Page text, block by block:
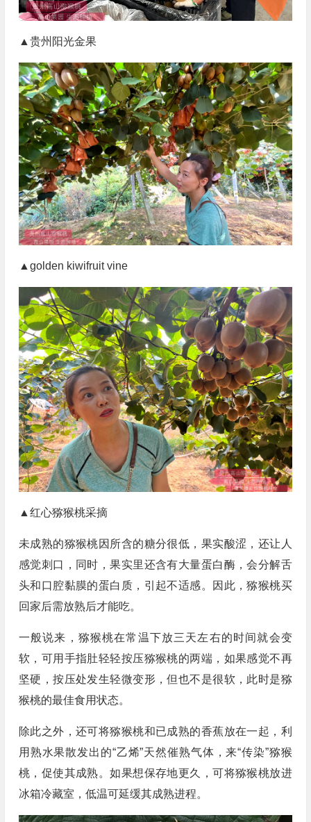
▲贵州阳光金果
▲golden kiwifruit vine
▲红心猕猴桃采摘
未成熟的猕猴桃因所含的糖分很低，果实酸涩，还让人
感觉刺口，同时，果实里还含有大量蛋白酶，会分解舌
头和口腔黏膜的蛋白质，引起不适感。因此，猕猴桃买
回家后需放熟后才能吃。
一般说来，猕猴桃在常温下放三天左右的时间就会变
软，可用手指肚轻轻按压猕猴桃的两端，如果感觉不再
坚硬，按压处发生轻微变形，但也不是很软，此时是猕
猴桃的最佳食用状态。
除此之外，还可将猕猴桃和已成熟的香蕉放在一起，利
用熟水果散发出的“乙烯”天然催熟气体，来“传染”猕猴
桃，促使其成熟。如果想保存地更久，可将猕猴桃放进
冰箱冷藏室，低温可延缓其成熟进程。